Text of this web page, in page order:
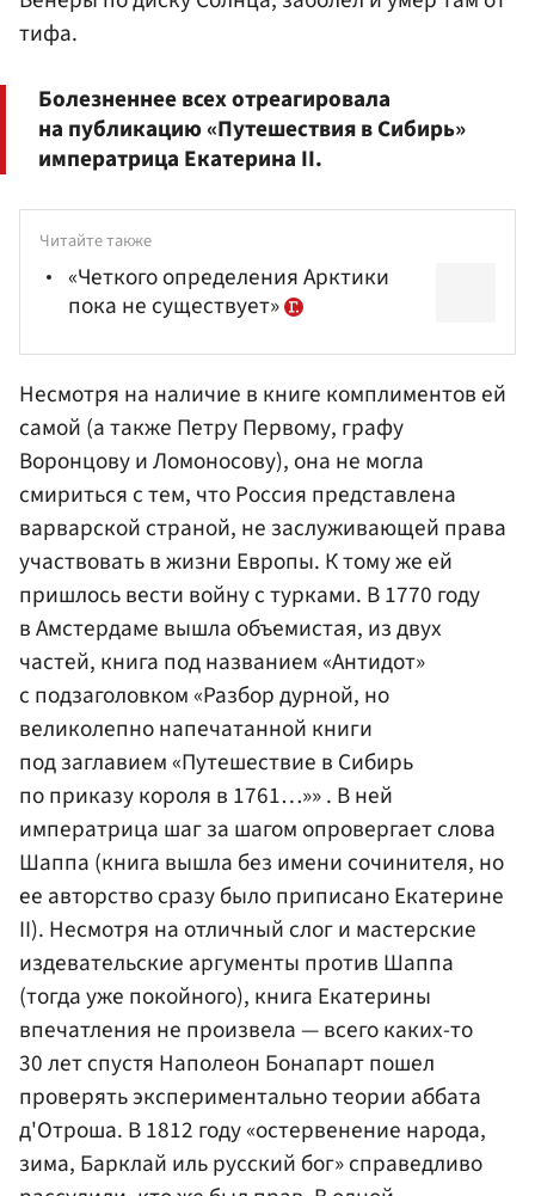
тифа.
Болезненнее всех отреагировала
на публикацию «Путешествия в Сибирь»
императрица Екатерина II.
Читайте также
«Четкого определения Арктики
пока не существует»
Несмотря на наличие в книге комплиментов ей
самой (а также Петру Первому, графу
Воронцову и Ломоносову), она не могла
смириться с тем, что Россия представлена
варварской страной, не заслуживающей права
участвовать в жизни Европы. К тому же ей
пришлось вести войну с турками. В 1770 году
в Амстердаме вышла объемистая, из двух
частей, книга под названием «Антидот»
с подзаголовком «Разбор дурной, но
великолепно напечатанной книги
под заглавием «Путешествие в Сибирь
по приказу короля в 1761…»» . В ней
императрица шаг за шагом опровергает слова
Шаппа (книга вышла без имени сочинителя, но
ее авторство сразу было приписано Екатерине
II). Несмотря на отличный слог и мастерские
издевательские аргументы против Шаппа
(тогда уже покойного), книга Екатерины
впечатления не произвела — всего каких-то
30 лет спустя Наполеон Бонапарт пошел
проверять экспериментально теории аббата
д'Отроша. В 1812 году «остервенение народа,
зима, Барклай иль русский бог» справедливо